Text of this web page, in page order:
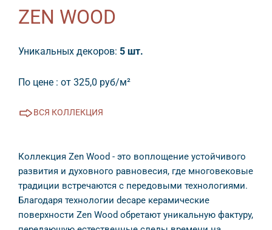
ZEN WOOD
Уникальных декоров: 5 шт.
По цене : от 325,0 руб/м²
СЯ КОЛЛЕКЦИЯ
Коллекция Zen Wood - это воплощение устойчивого
развития и духовного равновесия, где многовековые
традиции встречаются с передовыми технологиями.
Благодаря технологии decape керамические
поверхности Zen Wood обретают уникальную фактуру,